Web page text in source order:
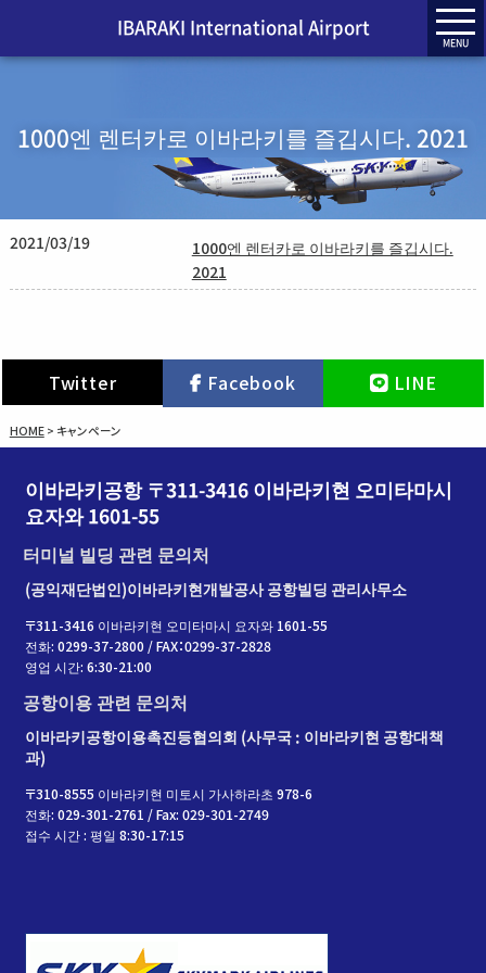
IBARAKI International Airport
MENU
1000엔 렌터카로 이바라키를 즐깁시다. 2021
2021/03/19
1000엔 렌터카로 이바라키를 즐깁시다.
2021
Twitter Facebook LINE
HOME> キャンペーン
이바라키공항 〒311-3416 이바라키현 오미타마시
요자와 1601-55
터미널 빌딩 관련 문의처
(공익재단법인)이바라키현개발공사 공항빌딩 관리사무소
〒311-3416 이바라키현 오미타마시 요자와 1601-55
전화: 0299-37-2800 / FAX：0299-37-2828
영업 시간: 6:30-21:00
공항이용 관련 문의처
이바라키공항이용촉진등협의회 (사무국 : 이바라키현 공항대책
과)
〒310-8555 이바라키현 미토시 가사하라초 978-6
전화: 029-301-2761 / Fax: 029-301-2749
접수 시간 : 평일 8:30-17:15